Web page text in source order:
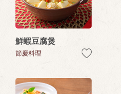
鮮蝦豆腐煲
節慶料理